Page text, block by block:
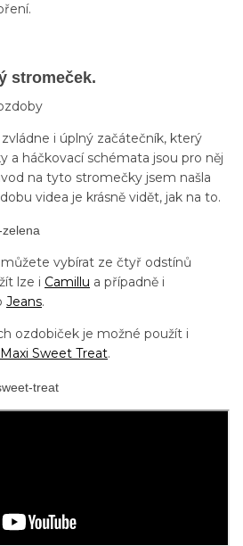
stromeček.
i úplný začátečník, který
a háčkovací schémata jsou pro něj
na tyto stromečky jsem našla
videa je krásně vidět, jak na to.
vybírat ze čtyř odstínů
lze i Camillu a případně i
Jeans.
ozdobiček je možné použít i
Maxi Sweet Treat.